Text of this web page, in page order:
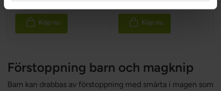
Köp nu Köp nu
Förstoppning barn och magknip
Barn kan drabbas av förstoppning med smärta i magen som